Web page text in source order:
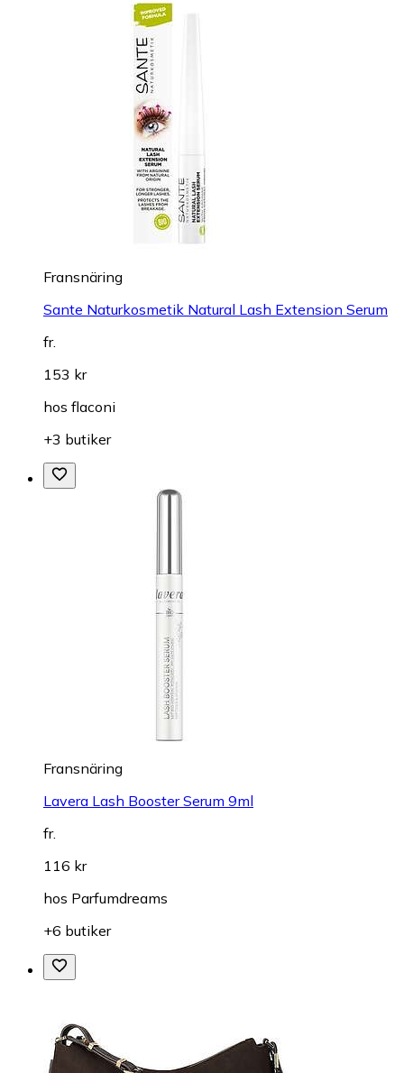
Fransnäring
Sante Naturkosmetik Natural Lash Extension Serum
fr.
153 kr
hos flaconi
+3 butiker
Fransnäring
Lavera Lash Booster Serum 9ml
fr.
116 kr
hos Parfumdreams
+6 butiker